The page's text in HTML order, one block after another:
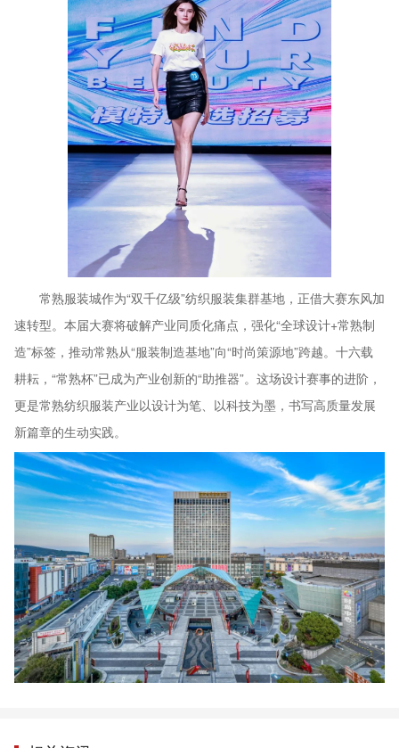
常熟服装城作为“双千亿级”纺织服装集群基地，正借大赛东风加
速转型。本届大赛将破解产业同质化痛点，强化“全球设计+常熟制
造”标签，推动常熟从“服装制造基地”向“时尚策源地”跨越。十六载
耕耘，“常熟杯”已成为产业创新的“助推器”。这场设计赛事的进阶，
更是常熟纺织服装产业以设计为笔、以科技为墨，书写高质量发展
新篇章的生动实践。